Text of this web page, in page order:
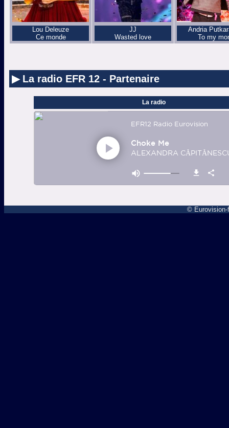
Lou Deleuze
Ce monde
JJ
Wasted love
Andria
To my
▶ La radio EFR 12 - Partenaire
La radio
© Eurovision-